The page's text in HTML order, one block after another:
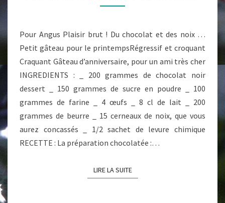
POUR
D’ANNIVERSAIRE
Pour Angus Plaisir brut ! Du chocolat et des noix …
Petit gâteau pour le printempsRégressif et croquant
Craquant Gâteau d’anniversaire, pour un ami très cher
INGREDIENTS : _ 200 grammes de chocolat noir
dessert _ 150 grammes de sucre en poudre _ 100
grammes de farine _ 4 œufs _ 8 cl de lait _ 200
grammes de beurre _ 15 cerneaux de noix, que vous
aurez concassés _ 1/2 sachet de levure chimique
RECETTE : La préparation chocolatée :…
LIRE LA SUITELIRE LA SUITE